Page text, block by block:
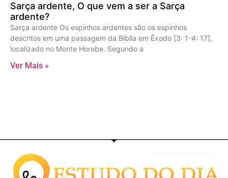
Sarça ardente, O que vem a ser a Sarça
ardente?
Sarça ardente Os espinhos ardentes são os espinhos
descritos em uma passagem da Bíblia em Êxodo [3: 1-4: 17],
localizado no Monte Horebe. Segundo a
Ver Mais »